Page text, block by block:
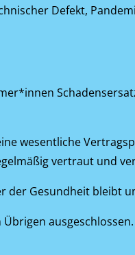
Defekt,
wesentliche
vertraut und
der Gesundheit bleibt
ausgeschlossen.